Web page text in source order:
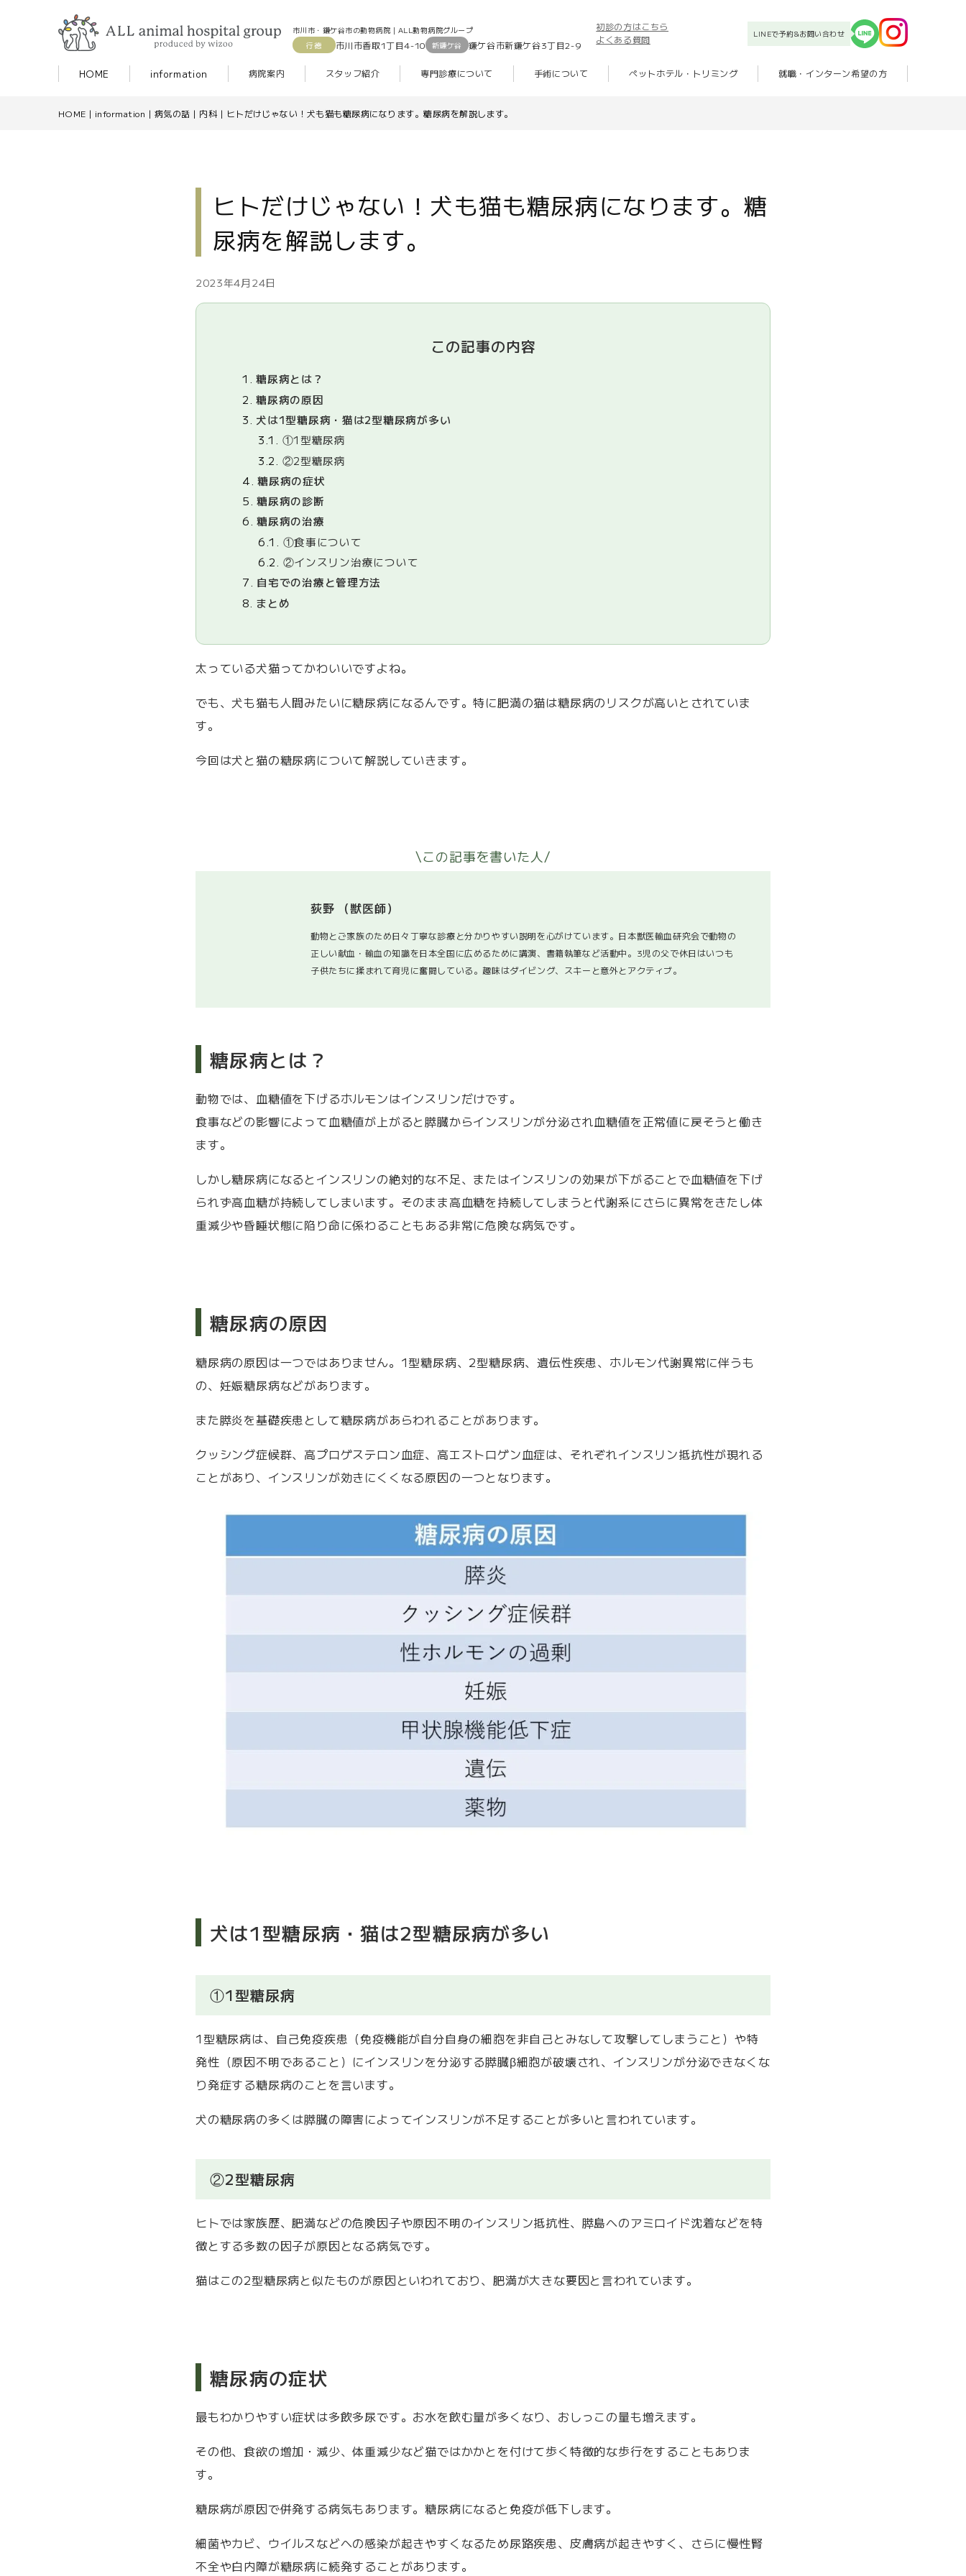
市川市・鎌ケ谷市の動物病院｜ALL動物病院グループ
行徳
市川市香取1丁目4-10 新鎌ケ谷 鎌ケ谷市新鎌ケ谷3丁目2-9
初診の方はこちら
よくある質問
LINEで予約&お問い合わせ
HOME information 病院案内 スタッフ紹介 専門診療について 手術について ペットホテル・トリミング 就職・インターン希望の方
HOME | information | 病気の話 | 内科 | ヒトだけじゃない！犬も猫も糖尿病になります。糖尿病を解説します。
ヒトだけじゃない！犬も猫も糖尿病になります。糖
尿病を解説します。
2023年4月24日
この記事の内容
1. 糖尿病とは？
2. 糖尿病の原因
3. 犬は1型糖尿病・猫は2型糖尿病が多い
3.1. ①1型糖尿病
3.2. ②2型糖尿病
4. 糖尿病の症状
5. 糖尿病の診断
6. 糖尿病の治療
6.1.
①食事について
6.2. ②インスリン治療について
7. 自宅での治療と管理方法
8. まとめ
太っている犬猫ってかわいいですよね。
でも、犬も猫も人間みたいに糖尿病になるんです。特に肥満の猫は糖尿病のリスクが高いとされていま
す。
今回は犬と猫の糖尿病について解説していきます。
\この記事を書いた人/
荻野 （獣医師）
動物とご家族のため日々丁寧な診療と分かりやすい説明を心がけています。日本獣医輸血研究会で動物の
正しい献血・輸血の知識を日本全国に広めるために講演、書籍執筆など活動中。3児の父で休日はいつも
子供たちに揉まれて育児に奮闘している。趣味はダイビング、スキーと意外とアクティブ。
糖尿病とは？
動物では、血糖値を下げるホルモンはインスリンだけです。
食事などの影響によって血糖値が上がると膵臓からインスリンが分泌され血糖値を正常値に戻そうと働き
ます。
しかし糖尿病になるとインスリンの絶対的な不足、またはインスリンの効果が下がることで血糖値を下げ
られず高血糖が持続してしまいます。そのまま高血糖を持続してしまうと代謝系にさらに異常をきたし体
重減少や昏睡状態に陥り命に係わることもある非常に危険な病気です。
糖尿病の原因
糖尿病の原因は一つではありません。1型糖尿病、2型糖尿病、遺伝性疾患、ホルモン代謝異常に伴うも
の、妊娠糖尿病などがあります。
また膵炎を基礎疾患として糖尿病があらわれることがあります。
クッシング症候群、高プロゲステロン血症、高エストロゲン血症は、それぞれインスリン抵抗性が現れる
ことがあり、インスリンが効きにくくなる原因の一つとなります。
犬は1型糖尿病・猫は2型糖尿病が多い
①1型糖尿病
1型糖尿病は、自己免疫疾患（免疫機能が自分自身の細胞を非自己とみなして攻撃してしまうこと）や特
発性（原因不明であること）にインスリンを分泌する膵臓β細胞が破壊され、インスリンが分泌できなくな
り発症する糖尿病のことを言います。
犬の糖尿病の多くは膵臓の障害によってインスリンが不足することが多いと言われています。
②2型糖尿病
ヒトでは家族歴、肥満などの危険因子や原因不明のインスリン抵抗性、膵島へのアミロイド沈着などを特
徴とする多数の因子が原因となる病気です。
猫はこの2型糖尿病と似たものが原因といわれており、肥満が大きな要因と言われています。
糖尿病の症状
最もわかりやすい症状は多飲多尿です。お水を飲む量が多くなり、おしっこの量も増えます。
その他、食欲の増加・減少、体重減少など猫ではかかとを付けて歩く特徴的な歩行をすることもありま
す。
糖尿病が原因で併発する病気もあります。糖尿病になると免疫が低下します。
細菌やカビ、ウイルスなどへの感染が起きやすくなるため尿路疾患、皮膚病が起きやすく、さらに慢性腎
不全や白内障が糖尿病に続発することがあります。